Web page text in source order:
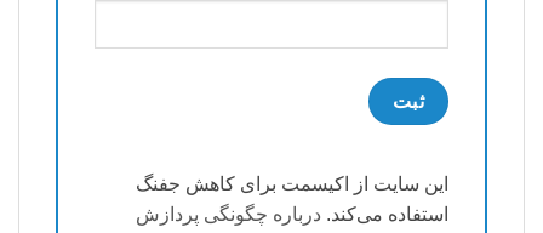
این سایت از اکیسمت برای کاهش جفنگ
استفاده می‌کند. درباره چگونگی پردازش